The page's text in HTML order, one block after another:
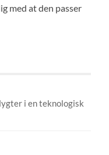
med at den passer
i en teknologisk